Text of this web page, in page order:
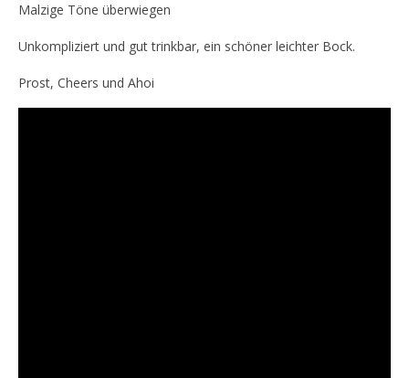
Malzige Töne überwiegen
Unkompliziert und gut trinkbar, ein schöner leichter Bock.
Prost, Cheers und Ahoi